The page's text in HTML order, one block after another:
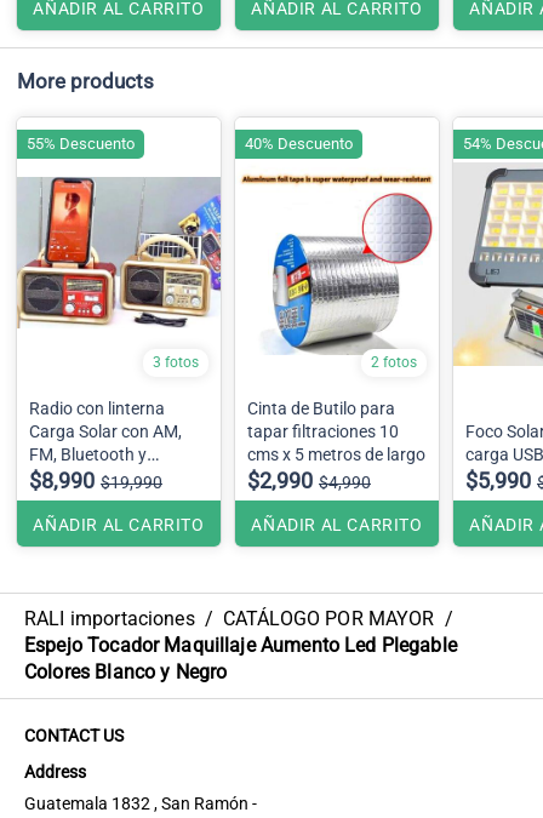
opción de pilas.
AÑADIR AL CARRITO AÑADIR AL CARRITO AÑADIR
More products
3 fotos
Radio con linterna
Carga Solar con AM,
FM, Bluetooth y
entrada USB. Además,
cuenta con carga usb y
opción de pilas.
$8,990 $19,990
AÑADIR AL CARRITO
55% Descuento
2 fotos
Cinta de Butilo para
tapar filtraciones 10
cms x 5 metros de largo
$2,990 $4,990
AÑADIR AL CARRITO
40% Descuento
Foco
carga
$5,990
AÑADIR
54%
RALI importaciones / CATÁLOGO POR MAYOR /
Espejo Tocador Maquillaje Aumento Led Plegable
Colores Blanco y Negro
CONTACT US
Address
Guatemala 1832 , San Ramón -